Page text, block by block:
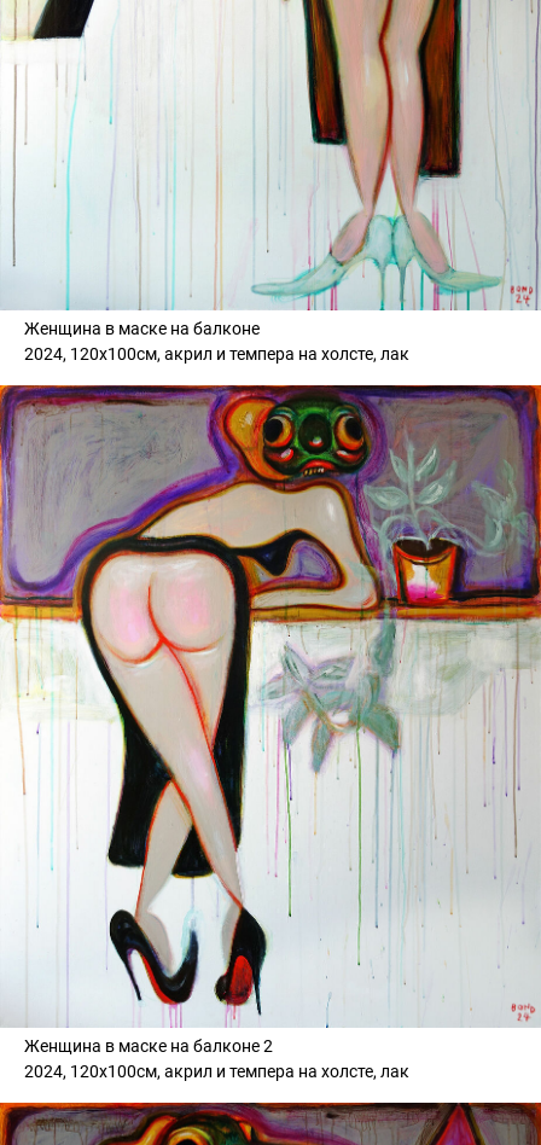
Женщина в маске на балконе
2024, 120х100см, акрил и темпера на холсте, лак
Женщина в маске на балконе 2
2024, 120х100см, акрил и темпера на холсте, лак